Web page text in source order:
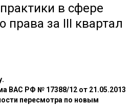
в сфере
права за III квартал
ВАС РФ № 17388/12 от 21.05.2013
пересмотра по новым